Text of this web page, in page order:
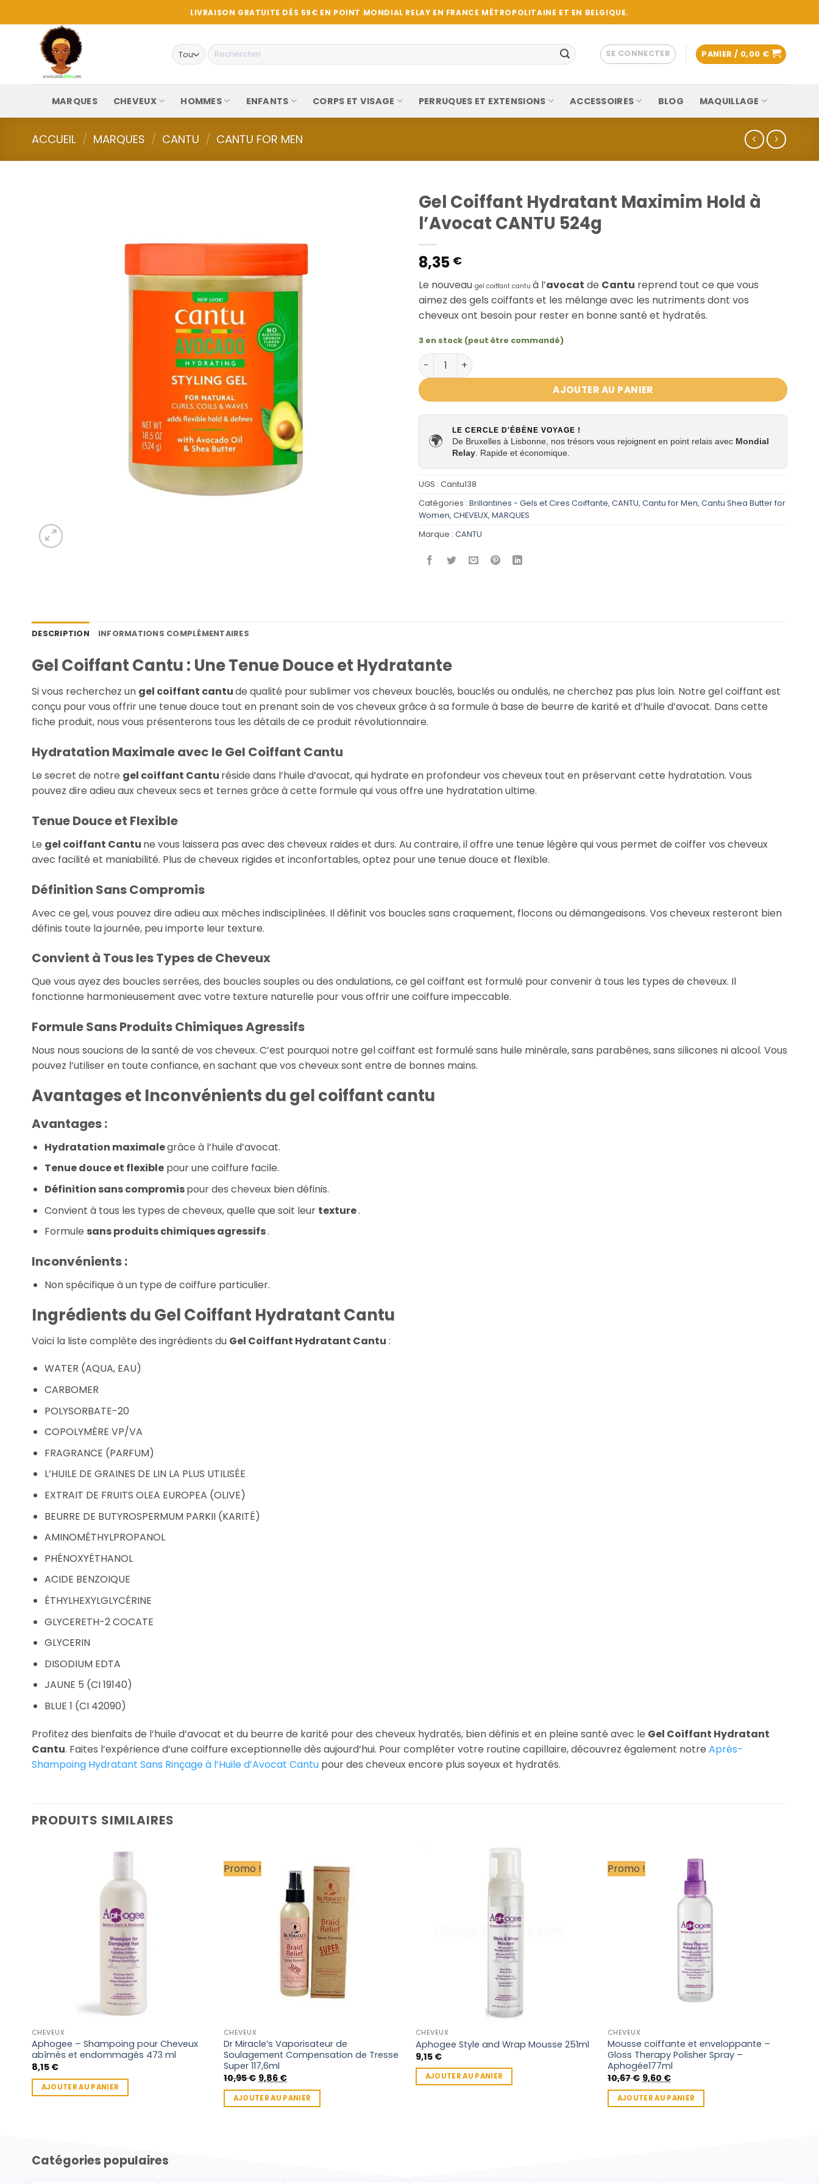
au
LIVRAISON GRATUITE DÈS 59€ EN POINT MONDIAL RELAY EN FRANCE MÉTROPOLITAINE ET EN BELGIQUE.
Recherche
pour :
SE CONNECTER PANIER / 0,00 €
MARQUES CHEVEUX HOMMES ENFANTS CORPS ET VISAGE PERRUQUES ET EXTENSIONS ACCESSOIRES BLOG MAQUILLAGE
ACCUEIL / MARQUES / CANTU / CANTU FOR MEN
Gel Coiffant Hydratant Maximim Hold à
l’Avocat CANTU 524g
8,35 €
Le nouveau gel coiffant cantu à l’avocat de Cantu reprend tout ce que vous
aimez des gels coiffants et les mélange avec les nutriments dont vos
cheveux ont besoin pour rester en bonne santé et hydratés.
3 en stock (peut être commandé)
quantité de Gel Coiffant Hydratant Maximim Hold à l'Avocat CANTU 524g
AJOUTER AU PANIER
🌍
LE CERCLE D'ÉBÈNE VOYAGE !
De Bruxelles à Lisbonne, nos trésors vous rejoignent en point relais avec Mondial
Relay . Rapide et économique.
UGS : Cantu138
Catégories : Brillantines - Gels et Cires Coiffante, CANTU, Cantu for Men, Cantu Shea Butter for
Women, CHEVEUX, MARQUES
Marque : CANTU
DESCRIPTION INFORMATIONS COMPLÉMENTAIRES
Gel Coiffant Cantu : Une Tenue Douce et Hydratante
Si vous recherchez un gel coiffant cantude qualité pour sublimer vos cheveux bouclés, bouclés ou ondulés, ne cherchez pas plus loin. Notre gel coiffant est
conçu pour vous offrir une tenue douce tout en prenant soin de vos cheveux grâce à sa formule à base de beurre de karité et d’huile d’avocat. Dans cette
fiche produit, nous vous présenterons tous les détails de ce produit révolutionnaire.
Hydratation Maximale avec le Gel Coiffant Cantu
Le secret de notre gel coiffant Cantu réside dans l’huile d’avocat, qui hydrate en profondeur vos cheveux tout en préservant cette hydratation. Vous
pouvez dire adieu aux cheveux secs et ternes grâce à cette formule qui vous offre une hydratation ultime.
Tenue Douce et Flexible
Le gel coiffant Cantu ne vous laissera pas avec des cheveux raides et durs. Au contraire, il offre une tenue légère qui vous permet de coiffer vos cheveux
avec facilité et maniabilité. Plus de cheveux rigides et inconfortables, optez pour une tenue douce et flexible.
Définition Sans Compromis
Avec ce gel, vous pouvez dire adieu aux mèches indisciplinées. Il définit vos boucles sans craquement, flocons ou démangeaisons. Vos cheveux resteront bien
définis toute la journée, peu importe leur texture.
Convient à Tous les Types de Cheveux
Que vous ayez des boucles serrées, des boucles souples ou des ondulations, ce gel coiffant est formulé pour convenir à tous les types de cheveux. Il
fonctionne harmonieusement avec votre texture naturelle pour vous offrir une coiffure impeccable.
Formule Sans Produits Chimiques Agressifs
Nous nous soucions de la santé de vos cheveux. C’est pourquoi notre gel coiffant est formulé sans huile minérale, sans parabènes, sans silicones ni alcool. Vous
pouvez l’utiliser en toute confiance, en sachant que vos cheveux sont entre de bonnes mains.
Avantages et Inconvénients du gel coiffant cantu
Avantages :
Hydratation maximalegrâce à l’huile d’avocat.
Tenue douce et flexiblepour une coiffure facile.
Définition sans compromispour des cheveux bien définis.
Convient à tous les types de cheveux, quelle que soit leur texture.
Formule sans produits chimiques agressifs.
Inconvénients :
Non spécifique à un type de coiffure particulier.
Ingrédients du Gel Coiffant Hydratant Cantu
Voici la liste complète des ingrédients du Gel Coiffant Hydratant Cantu :
WATER (AQUA, EAU)
CARBOMER
POLYSORBATE-20
COPOLYMÈRE VP/VA
FRAGRANCE (PARFUM)
L’HUILE DE GRAINES DE LIN LA PLUS UTILISÉE
EXTRAIT DE FRUITS OLEA EUROPEA (OLIVE)
BEURRE DE BUTYROSPERMUM PARKII (KARITÉ)
AMINOMÉTHYLPROPANOL
PHÉNOXYÉTHANOL
ACIDE BENZOIQUE
ÉTHYLHEXYLGLYCÉRINE
GLYCERETH-2 COCATE
GLYCERIN
DISODIUM EDTA
JAUNE 5 (CI 19140)
BLUE 1 (CI 42090)
Profitez des bienfaits de l’huile d’avocat et du beurre de karité pour des cheveux hydratés, bien définis et en pleine santé avec le Gel Coiffant Hydratant
Cantu. Faites l’expérience d’une coiffure exceptionnelle dès aujourd’hui. Pour compléter votre routine capillaire, découvrez également notre Après-
Shampoing Hydratant Sans Rinçage à l’Huile d’Avocat Cantu pour des cheveux encore plus soyeux et hydratés.
PRODUITS SIMILAIRES
CHEVEUX
Aphogee – Shampoing pour Cheveux
abîmés et endommagés 473 ml
8,15 €
AJOUTER AU PANIER
Promo !
CHEVEUX
Dr Miracle’s Vaporisateur de
Soulagement Compensation de Tresse
Super 117,6ml
10,95€ Le
prix
initial
était :
9,86 €Le
prix
actuel
est :
AJOUTER AU PANIER
CHEVEUX
Aphogee Style and Wrap Mousse 251ml
9,15 €
AJOUTER AU PANIER
Promo !
CHEVEUX
Mousse coiffante et enveloppante –
Gloss Therapy Polisher Spray –
Aphogée177ml
10,67€ Le
prix
initial
était :
9,60 €Le
prix
actuel
est :
AJOUTER AU PANIER
Catégories populaires